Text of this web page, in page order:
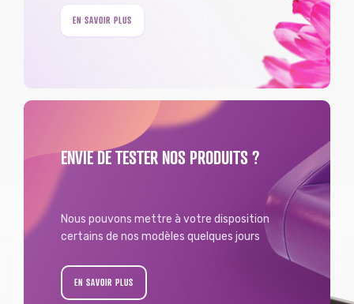
EN SAVOIR PLUS
ENVIE DE TESTER NOS PRODUITS ?
Nous pouvons mettre à votre disposition
certains de nos modèles quelques jours
EN SAVOIR PLUS